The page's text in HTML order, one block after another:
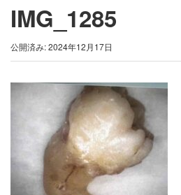
IMG_1285
公開済み: 2024年12月17日